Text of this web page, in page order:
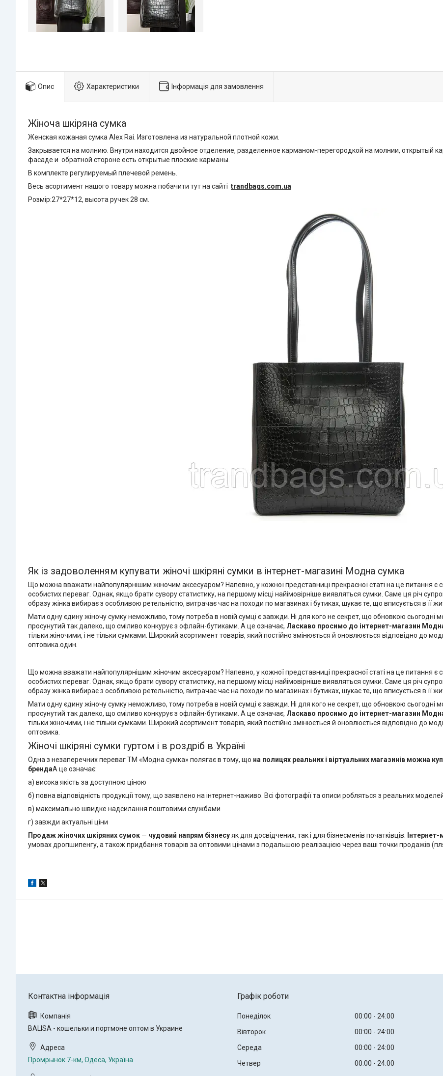
Опис Характеристики Інформація для замовлення
Жіноча шкіряна сумка
Женская кожаная сумка Alex Rai. Изготовлена из натуральной плотной кожи.
Закрывается на молнию. Внутри находится двойное отделение, разделенное карманом-перегородкой на молнии, открытый
фасаде и обратной стороне есть открытые плоские карманы.
В комплекте регулируемый плечевой ремень.
Весь асортимент нашого товару можна побачити тут на сайті trandbags.com.ua
Розмір:27*27*12, высота ручек 28 см.
Як із задоволенням купувати жіночі шкіряні сумки в інтернет-магазині Модна сумка
Що можна вважати найпопулярнішим жіночим аксесуаром? Напевно, у кожної представниці прекрасної статі на це питання є
особистих переваг. Однак, якщо брати сувору статистику, на першому місці найімовірніше виявляться сумки. Саме ця річ
образу жінка вибирає з особливою ретельністю, витрачає час на походи по магазинах і бутиках, шукає те, що вписується в її
Мати одну єдину жіночу сумку неможливо, тому потреба в новій сумці є завжди. Ні для кого не секрет, що обновкою
просунутий так далеко, що сміливо конкурує з офлайн-бутиками. А це означає, Ласкаво просимо до інтернет-магазин
тільки жіночими, і не тільки сумками. Широкий асортимент товарів, який постійно змінюється й оновлюється відповідно до
оптовика.один.
Що можна вважати найпопулярнішим жіночим аксесуаром? Напевно, у кожної представниці прекрасної статі на це питання є
особистих переваг. Однак, якщо брати сувору статистику, на першому місці найімовірніше виявляться сумки. Саме ця річ
образу жінка вибирає з особливою ретельністю, витрачає час на походи по магазинах і бутиках, шукає те, що вписується в її
Мати одну єдину жіночу сумку неможливо, тому потреба в новій сумці є завжди. Ні для кого не секрет, що обновкою
просунутий так далеко, що сміливо конкурує з офлайн-бутиками. А це означає, Ласкаво просимо до інтернет-магазин
тільки жіночими, і не тільки сумками. Широкий асортимент товарів, який постійно змінюється й оновлюється відповідно до
оптовика.
Жіночі шкіряні сумки гуртом і в роздріб в Україні
Одна з незаперечних переваг TM «Модна сумка» полягає в тому, що на полицях реальних і віртуальних магазинів можна
брендаА це означає:
а) висока якість за доступною ціною
б) повна відповідність продукції тому, що заявлено на інтернет-наживо. Всі фотографії та описи робляться з реальних
в) максимально швидке надсилання поштовими службами
г) завжди актуальні ціни
Продаж жіночих шкіряних сумок — чудовий напрям бізнесуяк для досвідчених, так і для бізнесменів початківців.
умовах дропшипенгу, а також придбання товарів за оптовими цінами з подальшою реалізацією через ваші точки продажів
BALISA - кошельки и портмоне оптом в Украине
Промрынок 7-км, Одеса, Україна
Графік роботи
Понеділок 00:00
24:00
Вівторок
00:00
24:00
Середа
00:00
24:00
Четвер
00:00
24:00